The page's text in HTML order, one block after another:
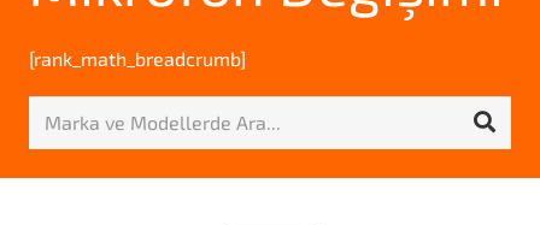
[rank_math_breadcrumb]